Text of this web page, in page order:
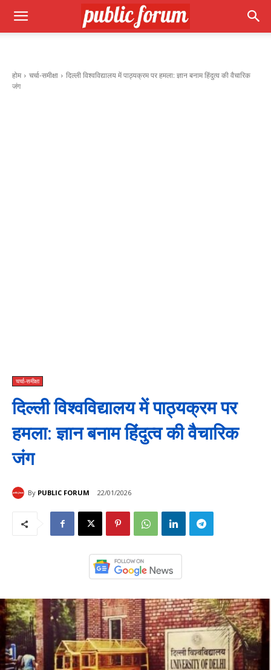
होम चर्चा-समीक्षा
दिल्ली विश्वविद्यालय में पाठ्यक्रम पर हमला: ज्ञान बनाम हिंदुत्व की वैचारिक
जंग
चर्चा-समीक्षा
दिल्ली विश्वविद्यालय में पाठ्यक्रम पर
हमला: ज्ञान बनाम हिंदुत्व की वैचारिक
जंग
By PUBLIC FORUM 22/01/2026